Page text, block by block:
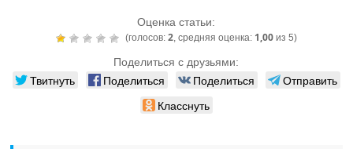
Оценка статьи:
(голосов: 2, средняя оценка: 1,00из 5)
Поделиться с друзьями:
Твитнуть Поделиться Поделиться
Отправить
Класснуть